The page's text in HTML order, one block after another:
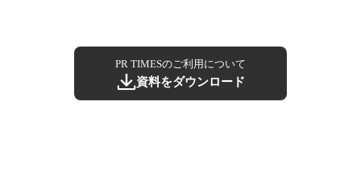
PR TIMESのご利用について
資料をダウンロード